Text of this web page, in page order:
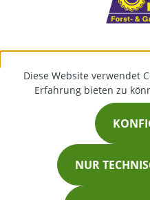
Diese Website verwendet
Erfahrung bieten zu
NUR